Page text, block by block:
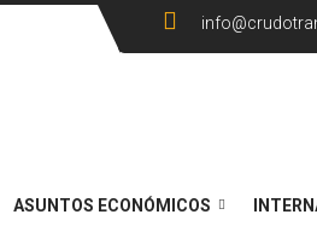
ASUNTOS ECONÓMICOS